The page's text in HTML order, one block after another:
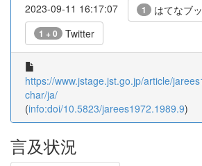
2023-09-11 16:17:07 1 はてなブ
1 + 0 Twitter
https://www.jstage.jst.go.jp/article/
char/ja/
(info:doi/10.5823/jarees1972.1989.9)
言及状況